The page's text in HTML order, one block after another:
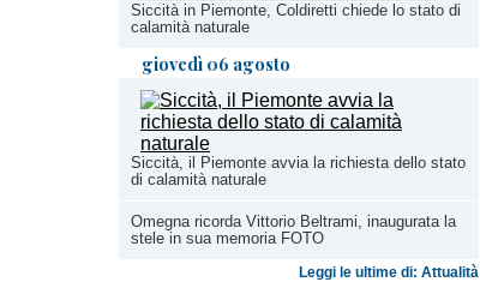
Siccità in Piemonte, Coldiretti chiede lo stato di
calamità naturale
giovedì 06 agosto
Siccità, il Piemonte avvia la richiesta dello stato
di calamità naturale
Omegna ricorda Vittorio Beltrami, inaugurata la
stele in sua memoria FOTO
Leggi le ultime di: Attualità